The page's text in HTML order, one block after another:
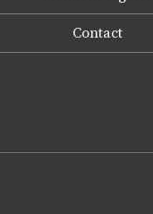
Contact